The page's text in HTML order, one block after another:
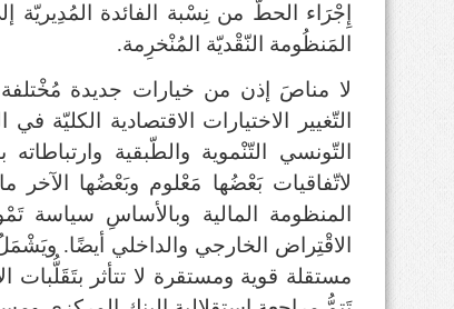
إِجْرَاء الحطّ من نِسْبة الفائدة المُدِيريّة
المَنظُومة النّقْديّة المُنْخرِمة.
لا مناصَ إذن من خيارات جديدة
التّغيير الاختيارات الاقتصادية
التّونسي التّنْموية والطّبقية وارتباطاته
لاتّفاقيات بَعْضُها مَعْلوم وبَعْضُها الآخر
المنظومة المالية وبالأساسِ
الاقْتِراض الخارجي والداخلي أيضًا. ويَشْمَلُ
مستقلة قوية ومستقرة لا تتأثر بتَقَلُّبات